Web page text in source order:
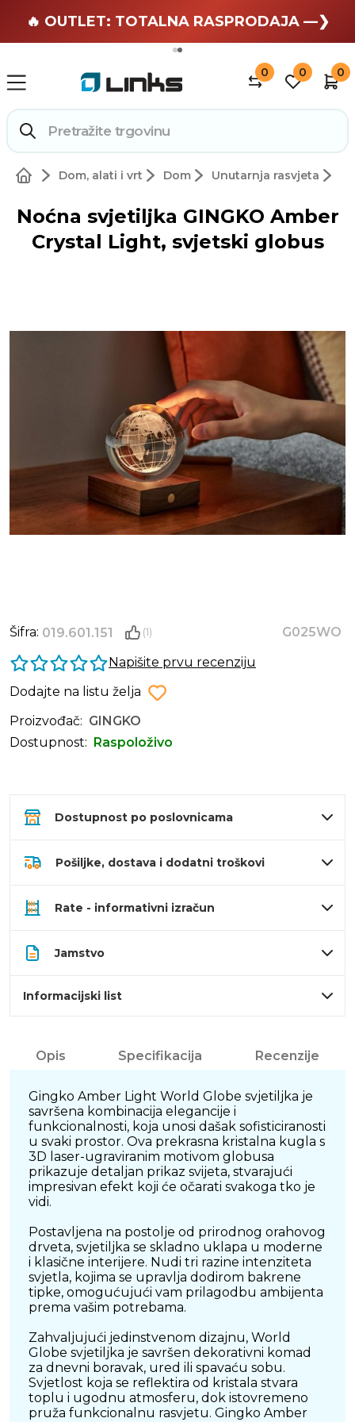
🏄 Zaslužuješ odmor —❯
🔥 OUTLET: TOTALNA RASPRODAJA —❯
0 0 0
Dom, alati i vrt Dom Unutarnja rasvjeta
Noćna svjetiljka GINGKO Amber
Crystal Light, svjetski globus
Šifra: 019.601.151 (1)
G025WO
Napišite prvu recenziju
Dodajte na listu želja
Proizvođač: GINGKO
Dostupnost:
Raspoloživo
Dostupnost po poslovnicama
Pošiljke, dostava i dodatni troškovi
Rate - informativni izračun
Jamstvo
Informacijski list
Opis Specifikacija Recenzije
Gingko Amber Light World Globe svjetiljka je
savršena kombinacija elegancije i
funkcionalnosti, koja unosi dašak sofisticiranosti
u svaki prostor. Ova prekrasna kristalna kugla s
3D laser-ugraviranim motivom globusa
prikazuje detaljan prikaz svijeta, stvarajući
impresivan efekt koji će očarati svakoga tko je
vidi.
Postavljena na postolje od prirodnog orahovog
drveta, svjetiljka se skladno uklapa u moderne
i klasične interijere. Nudi tri razine intenziteta
svjetla, kojima se upravlja dodirom bakrene
tipke, omogućujući vam prilagodbu ambijenta
prema vašim potrebama.
Zahvaljujući jedinstvenom dizajnu, World
Globe svjetiljka je savršen dekorativni komad
za dnevni boravak, ured ili spavaću sobu.
Svjetlost koja se reflektira od kristala stvara
toplu i ugodnu atmosferu, dok istovremeno
pruža funkcionalnu rasvjetu. Gingko Amber